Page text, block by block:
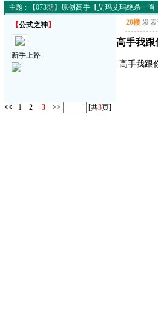
主题 : 【073期】原创高手【艾玛艾玛绝杀一
【公式之神】
新手上路
20楼 发表
高手我跟
高手我跟
<< 1 2 3 >> [共3页]